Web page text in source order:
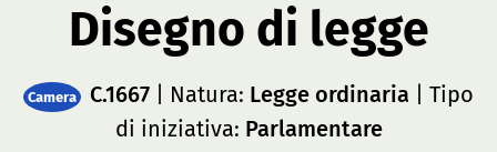
Disegno di legge
Camera C.1667 | Natura: Legge ordinaria | Tipo
di iniziativa: Parlamentare